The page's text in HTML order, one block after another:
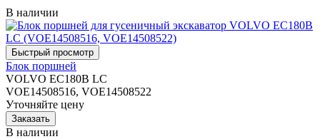
В наличии
Блок поршней
VOLVO EC180B LC
VOE14508516, VOE14508522
Уточняйте цену
В наличии